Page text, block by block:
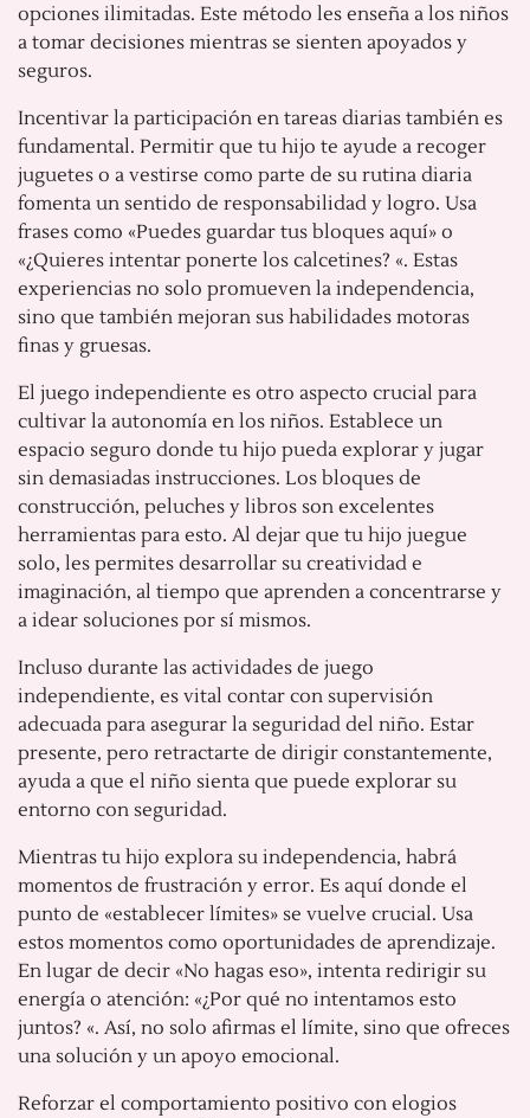
opciones ilimitadas. Este método les enseña a los niños
a tomar decisiones mientras se sienten apoyados y
seguros.
Incentivar la participación en tareas diarias también es
fundamental. Permitir que tu hijo te ayude a recoger
juguetes o a vestirse como parte de su rutina diaria
fomenta un sentido de responsabilidad y logro. Usa
frases como «Puedes guardar tus bloques aquí» o
«¿Quieres intentar ponerte los calcetines? «. Estas
experiencias no solo promueven la independencia,
sino que también mejoran sus habilidades motoras
finas y gruesas.
El juego independiente es otro aspecto crucial para
cultivar la autonomía en los niños. Establece un
espacio seguro donde tu hijo pueda explorar y jugar
sin demasiadas instrucciones. Los bloques de
construcción, peluches y libros son excelentes
herramientas para esto. Al dejar que tu hijo juegue
solo, les permites desarrollar su creatividad e
imaginación, al tiempo que aprenden a concentrarse y
a idear soluciones por sí mismos.
Incluso durante las actividades de juego
independiente, es vital contar con supervisión
adecuada para asegurar la seguridad del niño. Estar
presente, pero retractarte de dirigir constantemente,
ayuda a que el niño sienta que puede explorar su
entorno con seguridad.
Mientras tu hijo explora su independencia, habrá
momentos de frustración y error. Es aquí donde el
punto de «establecer límites» se vuelve crucial. Usa
estos momentos como oportunidades de aprendizaje.
En lugar de decir «No hagas eso», intenta redirigir su
energía o atención: «¿Por qué no intentamos esto
juntos? «. Así, no solo afirmas el límite, sino que ofreces
una solución y un apoyo emocional.
Reforzar el comportamiento positivo con elogios